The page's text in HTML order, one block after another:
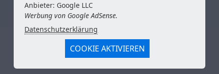
Anbieter: Google LLC
Werbung von Google AdSense.
Datenschutzerklärung
COOKIE AKTIVIEREN